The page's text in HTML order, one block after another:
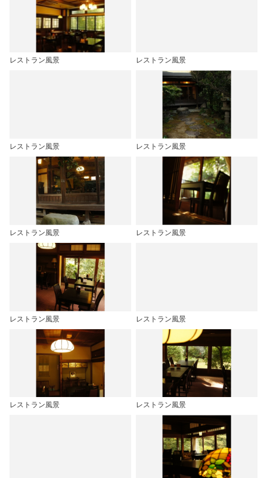
レストラン風景 レストラン風景
レストラン風景 レストラン風景
レストラン風景 レストラン風景
レストラン風景 レストラン風景
レストラン風景 レストラン風景